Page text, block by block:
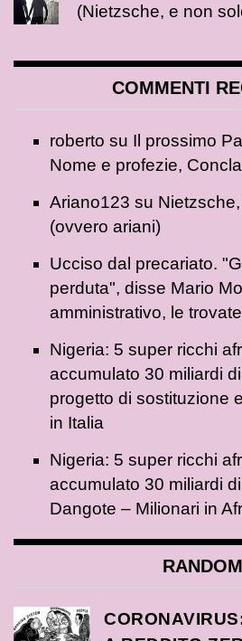
(Nietzsche, e non
COMMENTI
roberto su Il prossimo
Nome e profezie,
Ariano123 su Nietzsche,
(ovvero ariani)
Ucciso dal precariato.
perduta", disse Mario
amministrativo, le
Nigeria: 5 super ricchi
accumulato 30 miliardi
progetto di sostituzione
in Italia
Nigeria: 5 super ricchi
accumulato 30 miliardi
Dangote – Milionari in
RANDOM